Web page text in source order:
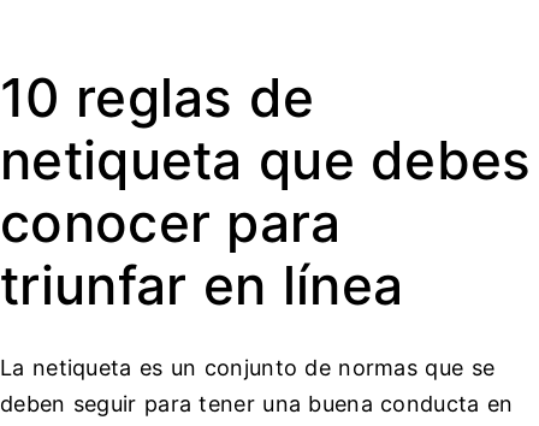
10 reglas de
netiqueta que debes
conocer para
triunfar en línea
La netiqueta es un conjunto de normas que se
deben seguir para tener una buena conducta en